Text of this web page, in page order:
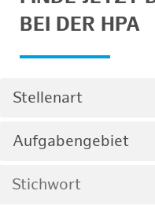
BEI DER HPA
Stellenart
Aufgabengebiet